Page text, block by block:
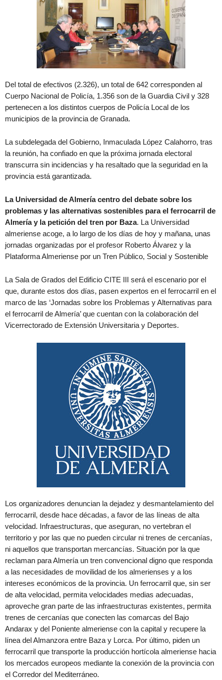
Del total de efectivos (2.326), un total de 642 corresponden al
Cuerpo Nacional de Policía, 1.356 son de la Guardia Civil y 328
pertenecen a los distintos cuerpos de Policía Local de los
municipios de la provincia de Granada.
La subdelegada del Gobierno, Inmaculada López Calahorro, tras
la reunión, ha confiado en que la próxima jornada electoral
transcurra sin incidencias y ha resaltado que la seguridad en la
provincia está garantizada.
La Universidad de Almería centro del debate sobre los
problemas y las alternativas sostenibles para el ferrocarril de
Almería y la petición del tren por Baza. La Universidad
almeriense acoge, a lo largo de los días de hoy y mañana, unas
jornadas organizadas por el profesor Roberto Álvarez y la
Plataforma Almeriense por un Tren Público, Social y Sostenible
La Sala de Grados del Edificio CITE III será el escenario por el
que, durante estos dos días, pasen expertos en el ferrocarril en el
marco de las ‘Jornadas sobre los Problemas y Alternativas para
el ferrocarril de Almería’ que cuentan con la colaboración del
Vicerrectorado de Extensión Universitaria y Deportes.
Los organizadores denuncian la dejadez y desmantelamiento del
ferrocarril, desde hace décadas, a favor de las líneas de alta
velocidad. Infraestructuras, que aseguran, no vertebran el
territorio y por las que no pueden circular ni trenes de cercanías,
ni aquellos que transportan mercancías. Situación por la que
reclaman para Almería un tren convencional digno que responda
a las necesidades de movilidad de los almerienses y a los
intereses económicos de la provincia. Un ferrocarril que, sin ser
de alta velocidad, permita velocidades medias adecuadas,
aproveche gran parte de las infraestructuras existentes, permita
trenes de cercanías que conecten las comarcas del Bajo
Andarax y del Poniente almeriense con la capital y recupere la
línea del Almanzora entre Baza y Lorca. Por último, piden un
ferrocarril que transporte la producción hortícola almeriense hacia
los mercados europeos mediante la conexión de la provincia con
el Corredor del Mediterráneo.